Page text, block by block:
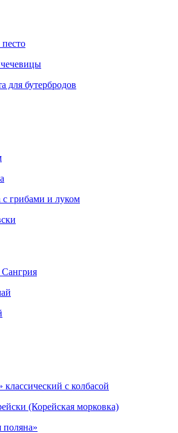
для бутербродов
с грибами и луком
Сангрия
с колбасой
(Корейская морковка)
поляна»